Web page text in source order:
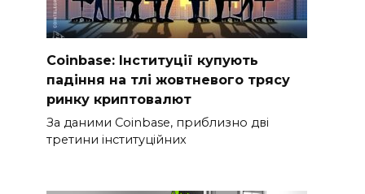
Coinbase: Інституції купують
падіння на тлі жовтневого трясу
ринку криптовалют
За даними Coinbase, приблизно дві
третини інституційних